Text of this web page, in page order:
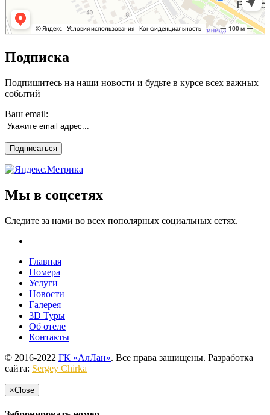
Подписка
Подпишитесь на наши новости и будьте в курсе всех важных
событий
Ваш email:
Мы в соцсетях
Следите за нами во всех пополярных социальных сетях.
Главная
Номера
Услуги
Новости
Галерея
3D Туры
Об отеле
Контакты
© 2016-2022 ГК «АлЛан». Все права защищены. Разработка
сайта: Sergey Chirka
×Close